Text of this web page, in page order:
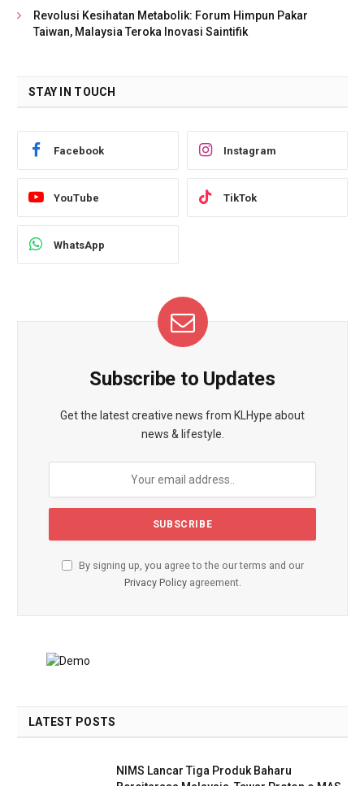
Revolusi Kesihatan Metabolik: Forum Himpun Pakar
Taiwan, Malaysia Teroka Inovasi Saintifik
STAY IN TOUCH
Facebook Instagram
YouTube TikTok
WhatsApp
Subscribe to Updates
Get the latest creative news from KLHype about
news & lifestyle.
By signing up, you agree to the our terms and our
Privacy Policyagreement.
LATEST POSTS
NIMS Lancar Tiga Produk Baharu